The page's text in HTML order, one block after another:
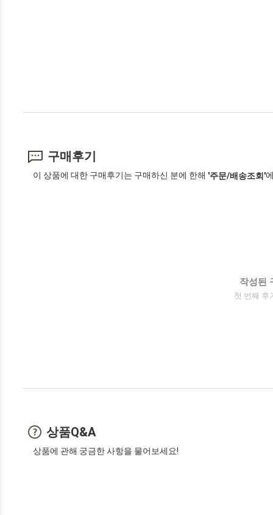
구매후기
이 상품에 대한 구매후기는 구매하신 분에 한해 '주문/배송조회'
작성된
첫 번째 후
상품Q&A
상품에 관해 궁금한 사항을 물어보세요!